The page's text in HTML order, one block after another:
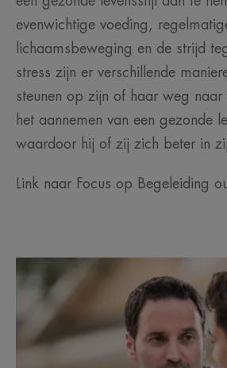
evenwichtige voeding,
lichaamsbeweging en de strijd
stress zijn er verschillende
steunen op zijn of haar weg naar
het aannemen van een gezonde
waardoor hij of zij zich beter in
Link naar Focus op Begeleiding